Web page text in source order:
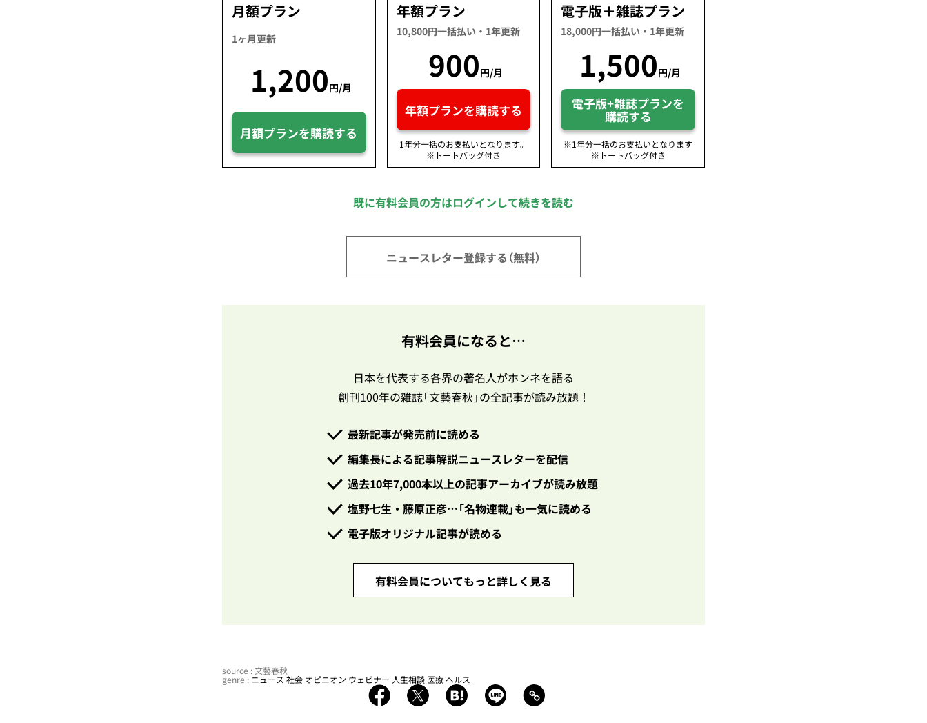
月額プラン
1ヶ月更新
1,200円/月
月額プランを購読する
年額プラン
10,800円一括払い・1年更新
900円/月
年額プランを購読する
1年分一括のお支払いとなります。
※トートバッグ付き
電子版＋雑誌プラン
18,000円一括払い・1年更新
1,500円/月
電子版+雑誌プランを
購読する
※1年分一括のお支払いとなります
※トートバッグ付き
既に有料会員の方はログインして続きを読む
ニュースレター登録する（無料）
有料会員になると…
日本を代表する各界の著名人がホンネを語る
創刊100年の雑誌「文藝春秋」の全記事が読み放題！
最新記事が発売前に読める
編集長による記事解説ニュースレターを配信
過去10年7,000本以上の記事アーカイブが読み放題
塩野七生・藤原正彦…「名物連載」も一気に読める
電子版オリジナル記事が読める
有料会員についてもっと詳しく見る
source : 文藝春秋
genre : ニュース 社会 オピニオン ウェビナー 人生相談 医療 ヘルス